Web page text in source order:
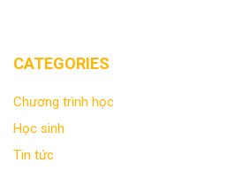
CATEGORIES
Chương trình học
Học sinh
Tin tức